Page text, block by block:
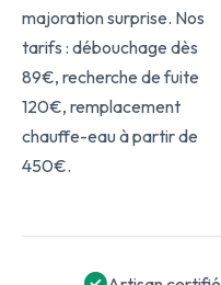
majoration surprise. Nos
tarifs : débouchage dès
89€, recherche de fuite
120€, remplacement
chauffe-eau à partir de
450€.